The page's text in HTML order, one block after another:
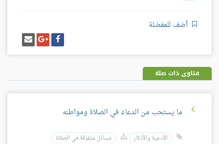
أضف للمفضلة
شارك
على
فيسبوك
شارك
على
غوغل
بلس
إرسل
إيميل
فتاوى ذات صلة
ما يستحب من الدعاء في الصلاة ومواطنه
الأدعية والأذكار مسائل متفرقة في الصلاة